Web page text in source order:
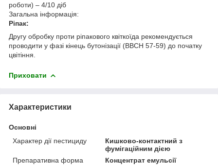
роботи) – 4/10 діб
Загальна інформація:
Ріпак:
Другу обробку проти ріпакового квіткоїда рекомендується
проводити у фазі кінець бутонізації (ВВСН 57-59) до початку
цвітіння.
Приховати
Характеристики
Основні
Характер дії пестициду
Кишково-контактний з
фумігаційним дією
Препаративна форма
Концентрат емульсії